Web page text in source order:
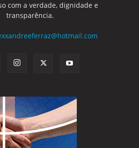
com a verdade, dignidade e
transparência.